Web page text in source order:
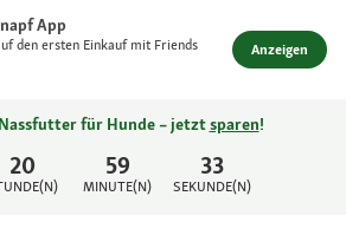
App
den ersten Einkauf mit Friends Anzeigen
20 59
MINUTE(N)
33
SEKUNDE(N)
für Hunde – jetztsparen!